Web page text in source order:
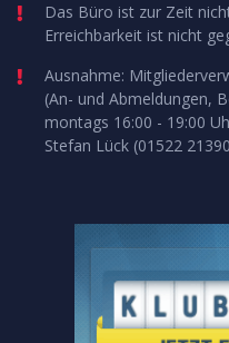
Das Büro ist zur Zeit
Erreichbarkeit ist nicht
Ausnahme:
(An- und Abmeldungen,
montags 16:00 - 19:00
Stefan Lück (01522